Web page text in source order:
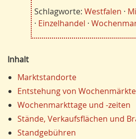
Schlagworte: Westfalen ·
· Einzelhandel ·
Inhalt
Marktstandorte
Entstehung von
Wochenmarkttage und -zeiten
Stände, Verkaufsflächen und
Standgebühren